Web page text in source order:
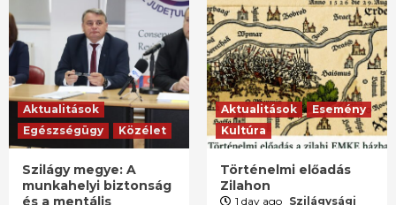
Aktualitások
Egészségügy
Közélet
Szilágy megye: A
munkahelyi biztonság
és a mentális
Aktualitások
Esemény
Kultúra
Történelmi előadás
Zilahon
1 day ago Szilágysági